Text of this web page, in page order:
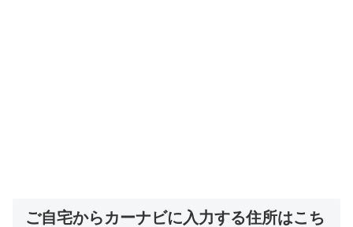
ご自宅からカーナビに入力する住所はこち